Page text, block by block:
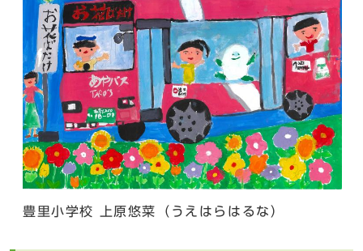
豊里小学校 上原悠菜（うえはらはるな）